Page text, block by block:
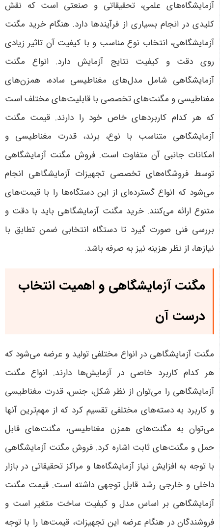
آزمایشگاه‌های علمی، تحقیقاتی و صنعتی است که نقش
کلیدی در انجام بسیاری از فرآیندها دارد. هنگام خرید مگنت
آزمایشگاهی، انتخاب نوع مناسب و با کیفیت آن تاثیر زیادی
روی دقت و کیفیت نتایج آزمایش دارد. انواع مگنت
آزمایشگاهی شامل مدل‌های مغناطیسی ساده، همزن‌های
مغناطیسی و مگنت‌های تخصصی با قابلیت‌های مختلف است
که هر کدام کاربردهای خاص خود را دارند. قیمت مگنت
آزمایشگاهی متناسب با نوع، برند، قدرت مغناطیسی و
امکانات جانبی آن متفاوت است. فروش مگنت آزمایشگاهی
توسط فروشگاه‌های تخصصی تجهیزات آزمایشگاهی انجام
می‌شود که انواع گسترده‌ای از این دستگاه‌ها را با قیمت‌های
متنوع ارائه می‌کنند. خرید مگنت آزمایشگاهی باید با دقت و
بررسی فنی صورت گیرد تا دستگاه انتخابی ضمن تطابق با
نیازها، از نظر هزینه نیز به صرفه باشد.
مگنت آزمایشگاهی و اهمیت انتخاب
درست آن
مگنت آزمایشگاهی در انواع مختلفی تولید و عرضه می‌شود که
هر کدام کاربرد خاصی در آزمایش‌ها دارند. انواع مگنت
آزمایشگاهی را می‌توان از نظر شکل، جنس، قدرت مغناطیسی
و کاربرد به دسته‌های مختلفی تقسیم کرد که از مهم‌ترین آنها
می‌توان به مگنت‌های همزن مغناطیسی، مگنت‌های قابل
حمل و مگنت‌های ثابت اشاره کرد. فروش مگنت آزمایشگاهی
با توجه به افزایش نیاز آزمایشگاه‌ها و مراکز تحقیقاتی در بازار
داخلی و خارجی رشد قابل توجهی داشته است. قیمت مگنت
آزمایشگاهی بر اساس مدل و کیفیت ساخت متغیر است و
فروشندگان در هنگام عرضه این تجهیزات، قیمت‌ها را با توجه